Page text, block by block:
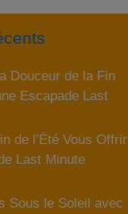
Douceur de la Fin
Escapade Last
de l’Été Vous Offrir
Last Minute
Sous le Soleil avec